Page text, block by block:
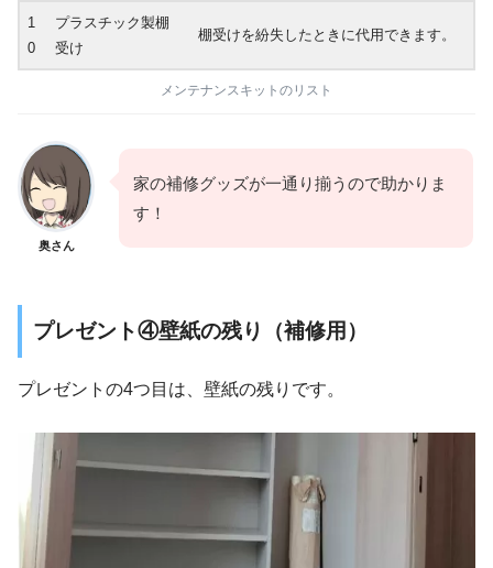
1
0
プラスチック製棚
受け
棚受けを紛失したときに代用できます。
メンテナンスキットのリスト
奥さん
家の補修グッズが一通り揃うので助かりま
す！
プレゼント④壁紙の残り（補修用）
プレゼントの4つ目は、壁紙の残りです。